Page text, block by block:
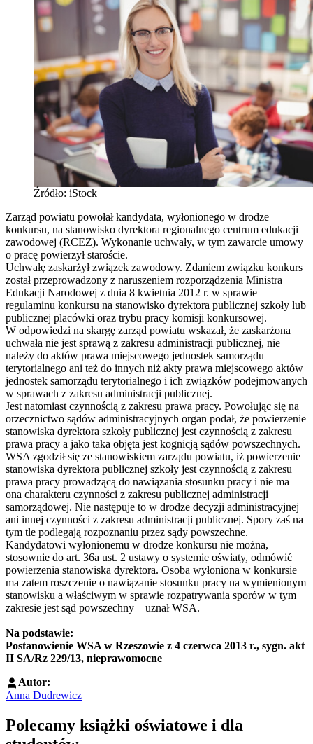
Źródło: iStock
Zarząd powiatu powołał kandydata, wyłonionego w drodze
konkursu, na stanowisko dyrektora regionalnego centrum edukacji
zawodowej (RCEZ). Wykonanie uchwały, w tym zawarcie umowy
o pracę powierzył staroście.
Uchwałę zaskarżył związek zawodowy. Zdaniem związku konkurs
został przeprowadzony z naruszeniem rozporządzenia Ministra
Edukacji Narodowej z dnia 8 kwietnia 2012 r. w sprawie
regulaminu konkursu na stanowisko dyrektora publicznej szkoły lub
publicznej placówki oraz trybu pracy komisji konkursowej.
W odpowiedzi na skargę zarząd powiatu wskazał, że zaskarżona
uchwała nie jest sprawą z zakresu administracji publicznej, nie
należy do aktów prawa miejscowego jednostek samorządu
terytorialnego ani też do innych niż akty prawa miejscowego aktów
jednostek samorządu terytorialnego i ich związków podejmowanych
w sprawach z zakresu administracji publicznej.
Jest natomiast czynnością z zakresu prawa pracy. Powołując się na
orzecznictwo sądów administracyjnych organ podał, że powierzenie
stanowiska dyrektora szkoły publicznej jest czynnością z zakresu
prawa pracy a jako taka objęta jest kognicją sądów powszechnych.
WSA zgodził się ze stanowiskiem zarządu powiatu, iż powierzenie
stanowiska dyrektora publicznej szkoły jest czynnością z zakresu
prawa pracy prowadzącą do nawiązania stosunku pracy i nie ma
ona charakteru czynności z zakresu publicznej administracji
samorządowej. Nie następuje to w drodze decyzji administracyjnej
ani innej czynności z zakresu administracji publicznej. Spory zaś na
tym tle podlegają rozpoznaniu przez sądy powszechne.
Kandydatowi wyłonionemu w drodze konkursu nie można,
stosownie do art. 36a ust. 2 ustawy o systemie oświaty, odmówić
powierzenia stanowiska dyrektora. Osoba wyłoniona w konkursie
ma zatem roszczenie o nawiązanie stosunku pracy na wymienionym
stanowisku a właściwym w sprawie rozpatrywania sporów w tym
zakresie jest sąd powszechny – uznał WSA.
Na podstawie:
Postanowienie WSA w Rzeszowie z 4 czerwca 2013 r., sygn. akt
II SA/Rz 229/13, nieprawomocne
Autor:
Anna Dudrewicz
Polecamy książki oświatowe i dla